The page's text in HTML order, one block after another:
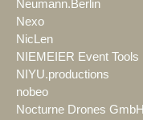
Neumann.Berlin
Nexo
NicLen
NIEMEIER Event Tools
NIYU.productions
nobeo
Nocturne Drones GmbH